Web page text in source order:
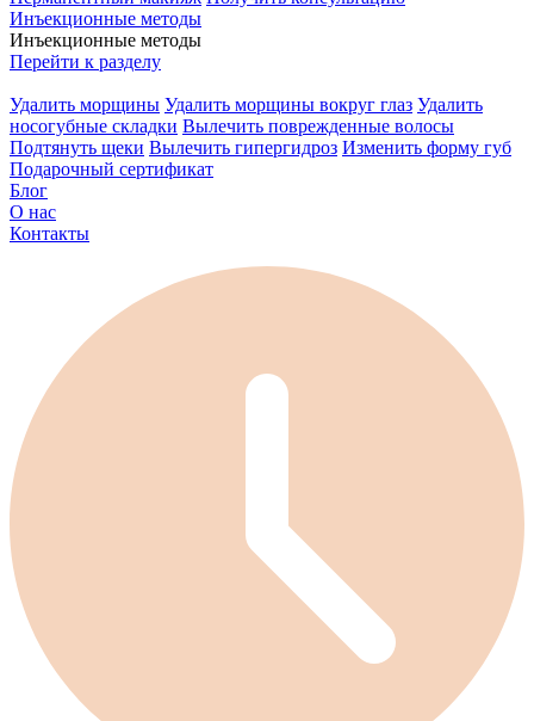
Инъекционные методы
Инъекционные методы
Перейти к разделу
Удалить морщины Удалить морщины вокруг глаз Удалить
носогубные складки Вылечить поврежденные волосы
Подтянуть щеки Вылечить гипергидроз Изменить форму губ
Подарочный сертификат
Блог
О нас
Контакты